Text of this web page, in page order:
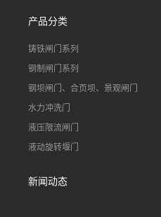
产品分类
铸铁闸门系列
钢制闸门系列
钢坝闸门、合页坝、景观闸门
水力冲洗门
液压限流闸门
液动旋转堰门
新闻动态